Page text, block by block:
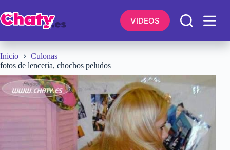
al
contenido
VIDEOS
Inicio
Culonas
fotos de lenceria, chochos peludos